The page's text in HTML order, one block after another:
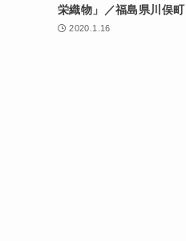
栄織物」／福島県川俣町
2020.1.16